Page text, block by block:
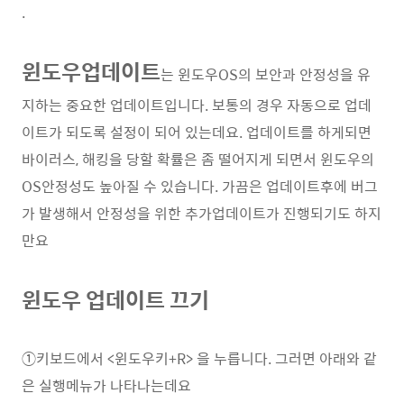
.
윈도우업데이트는 윈도우OS의 보안과 안정성을 유
지하는 중요한 업데이트입니다. 보통의 경우 자동으로 업데
이트가 되도록 설정이 되어 있는데요. 업데이트를 하게되면
바이러스, 해킹을 당할 확률은 좀 떨어지게 되면서 윈도우의
OS안정성도 높아질 수 있습니다. 가끔은 업데이트후에 버그
가 발생해서 안정성을 위한 추가업데이트가 진행되기도 하지
만요
윈도우 업데이트 끄기
①키보드에서 <윈도우키+R> 을 누릅니다. 그러면 아래와 같
은 실행메뉴가 나타나는데요